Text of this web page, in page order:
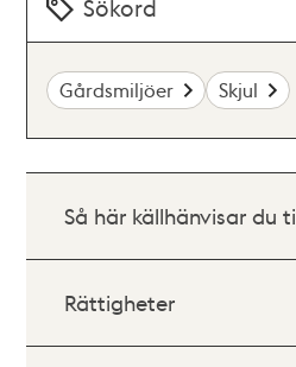
Sökord
Gårdsmiljöer Skjul
Så här källhänvisar du
Rättigheter